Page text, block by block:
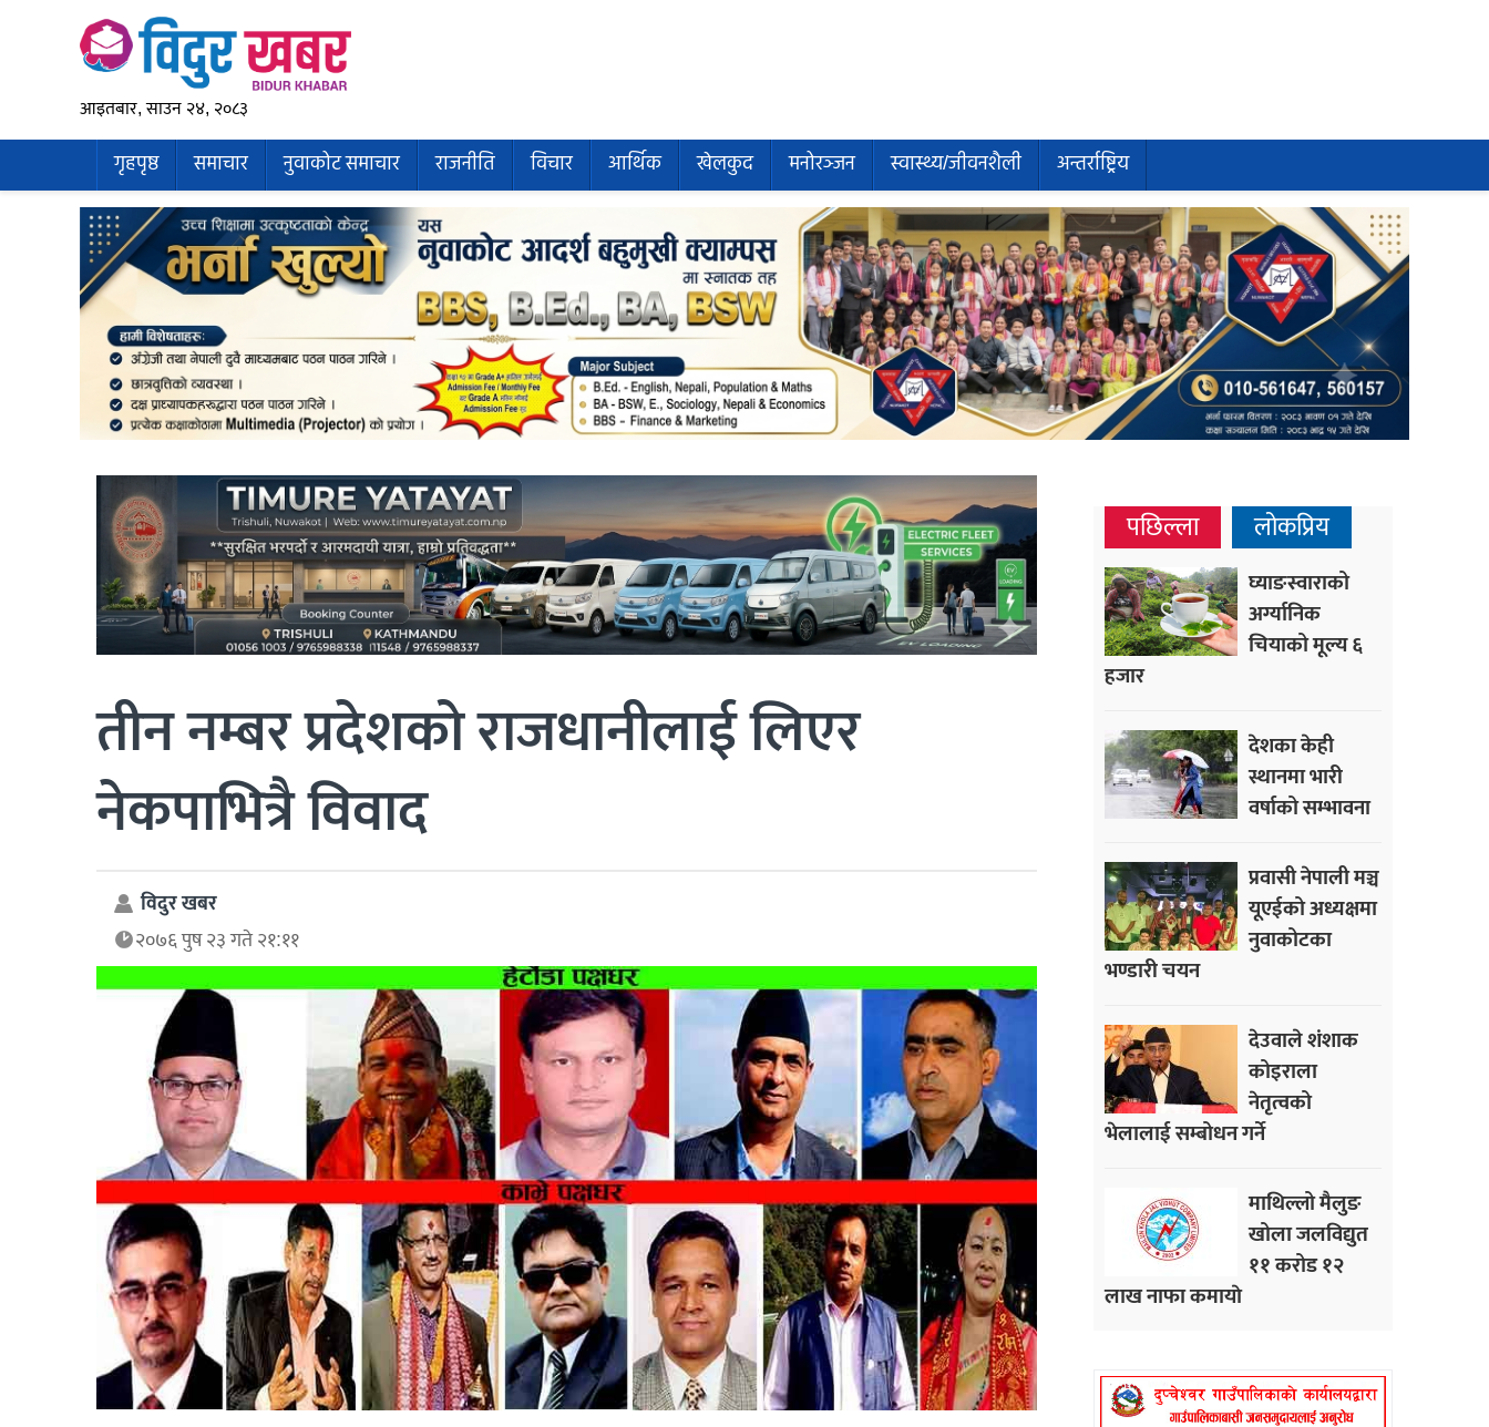
आइतबार, साउन २४, २०८३
गृहपृष्ठ समाचार नुवाकोट समाचार राजनीति विचार आर्थिक खेलकुद मनोरञ्जन स्वास्थ्य/जीवनशैली अन्तर्राष्ट्रिय
तीन नम्बर प्रदेशको राजधानीलाई लिएर
नेकपाभित्रै विवाद
विदुर खबर
२०७६ पुष २३ गते २१:११
पछिल्ला लोकप्रिय
घ्याङस्वाराको
अर्ग्यानिक
चियाको मूल्य ६
हजार
देशका केही
स्थानमा भारी
वर्षाको सम्भावना
प्रवासी नेपाली मञ्च
यूएईको अध्यक्षमा
नुवाकोटका
भण्डारी चयन
देउवाले शंशाक
कोइराला
नेतृत्वको
भेलालाई सम्बोधन गर्ने
माथिल्लो मैलुङ
खोला जलविद्युत
११ करोड १२
लाख नाफा कमायाे